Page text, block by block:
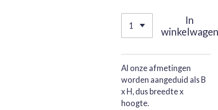
In
winkelwagen
Al onze afmetingen
worden aangeduid als B
x H, dus breedte x
hoogte.